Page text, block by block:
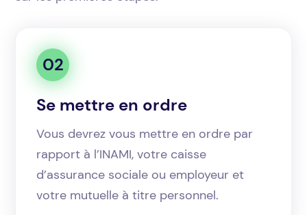
02
Se mettre en ordre
Vous devrez vous mettre en ordre par
rapport à l’INAMI, votre caisse
d’assurance sociale ou employeur et
votre mutuelle à titre personnel.